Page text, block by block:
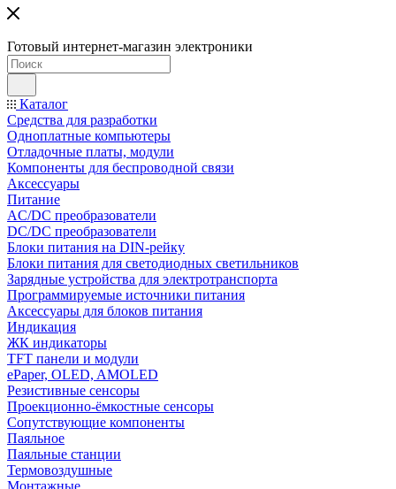
Готовый интернет-магазин электроники
Каталог
Средства для разработки
Одноплатные компьютеры
Отладочные платы, модули
Компоненты для беспроводной связи
Аксессуары
Питание
AC/DC преобразователи
DC/DC преобразователи
Блоки питания на DIN-рейку
Блоки питания для светодиодных светильников
Зарядные устройства для электротранспорта
Программируемые источники питания
Аксессуары для блоков питания
Индикация
ЖК индикаторы
TFT панели и модули
ePaper, OLED, AMOLED
Резистивные сенсоры
Проекционно-ёмкостные сенсоры
Сопутствующие компоненты
Паяльное
Паяльные станции
Термовоздушные
Монтажные